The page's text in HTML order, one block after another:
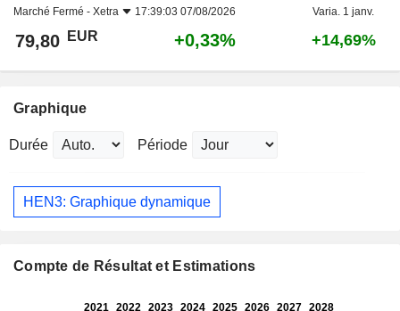
Marché Fermé - Xetra 17:39:03 07/08/2026 Varia. 1 janv.
79,80 EUR +0,33% +14,69%
Graphique
Durée Période
HEN3: Graphique dynamique
Compte de Résultat et Estimations